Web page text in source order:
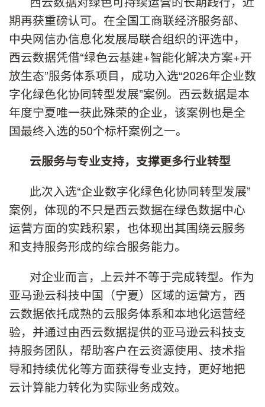
期再获重磅认可。在全国工商联经济服务部、
中央网信办信息化发展局联合组织的评选中，
西云数据凭借“绿色云基建+智能化解决方案+开
放生态”服务体系项目，成功入选“2026年企业数
字化绿色化协同转型发展”案例。西云数据是本
年度宁夏唯一获此殊荣的企业，该案例也是全
国最终入选的50个标杆案例之一。
云服务与专业支持，支撑更多行业转型
此次入选“企业数字化绿色化协同转型发展”
案例，体现的不只是西云数据在绿色数据中心
运营方面的实践积累，也体现出其围绕云服务
和支持服务形成的综合服务能力。
对企业而言，上云并不等于完成转型。作为
亚马逊云科技中国（宁夏）区域的运营方，西
云数据依托成熟的云服务体系和本地化运营经
验，并通过由西云数据提供的亚马逊云科技支
持服务团队，帮助客户在云资源使用、技术指
导和持续优化等方面获得专业支持，更好地把
云计算能力转化为实际业务成效。